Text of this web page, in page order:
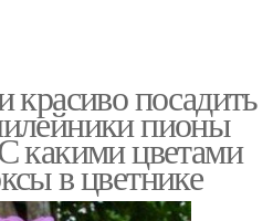
красиво посадить
пионы
какими цветами
в цветнике